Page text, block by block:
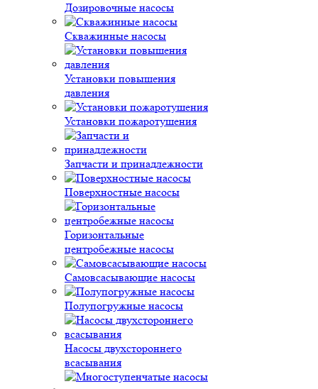
Дозировочные насосы
Скважинные насосы
Установки повышения
давления
Установки пожаротушения
Запчасти и принадлежности
Поверхностные насосы
Горизонтальные
центробежные насосы
Самовсасывающие насосы
Полупогружные насосы
Насосы двухстороннего
всасывания